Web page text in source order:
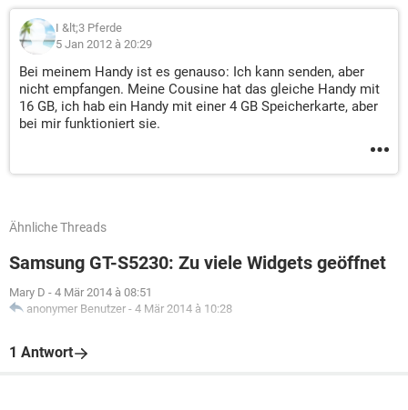
I &lt;3 Pferde
5 Jan 2012 à 20:29
Bei meinem Handy ist es genauso: Ich kann senden, aber
nicht empfangen. Meine Cousine hat das gleiche Handy mit
16 GB, ich hab ein Handy mit einer 4 GB Speicherkarte, aber
bei mir funktioniert sie.
Ähnliche Threads
Samsung GT-S5230: Zu viele Widgets geöffnet
Mary D - 4 Mär 2014 à 08:51
anonymer Benutzer - 4 Mär 2014 à 10:28
1 Antwort